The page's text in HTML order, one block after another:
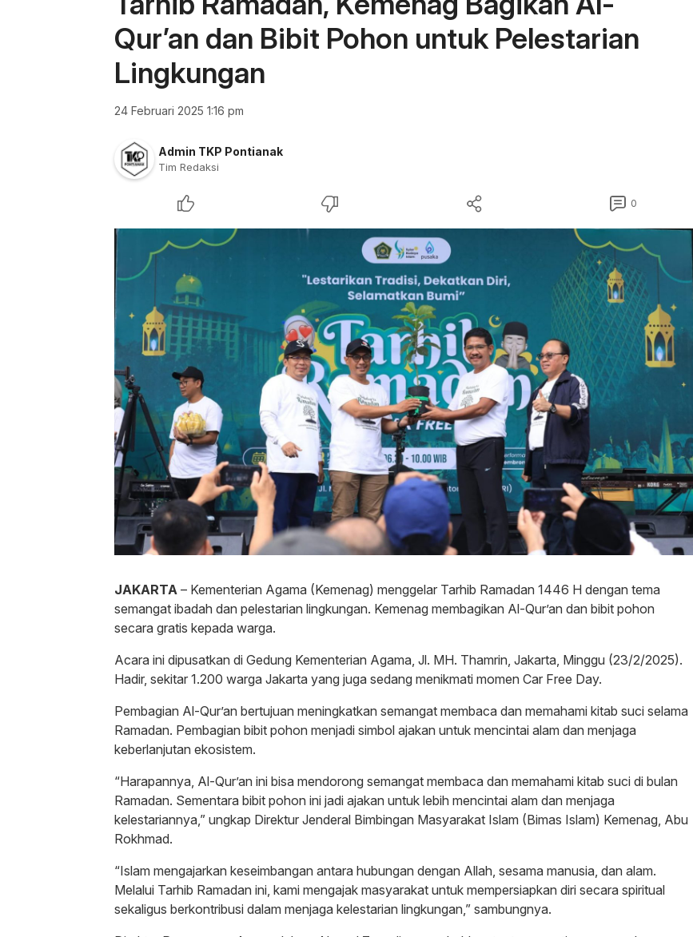
Qur’an dan Bibit Pohon untuk Pelestarian
Lingkungan
24 Februari 2025 1:16 pm
Admin TKP Pontianak
Tim Redaksi
0
JAKARTA – Kementerian Agama (Kemenag) menggelar Tarhib Ramadan 1446 H dengan tema
semangat ibadah dan pelestarian lingkungan. Kemenag membagikan Al-Qur’an dan bibit pohon
secara gratis kepada warga.
Acara ini dipusatkan di Gedung Kementerian Agama, Jl. MH. Thamrin, Jakarta, Minggu (23/2/2025).
Hadir, sekitar 1.200 warga Jakarta yang juga sedang menikmati momen Car Free Day.
Pembagian Al-Qur’an bertujuan meningkatkan semangat membaca dan memahami kitab suci selama
Ramadan. Pembagian bibit pohon menjadi simbol ajakan untuk mencintai alam dan menjaga
keberlanjutan ekosistem.
“Harapannya, Al-Qur’an ini bisa mendorong semangat membaca dan memahami kitab suci di bulan
Ramadan. Sementara bibit pohon ini jadi ajakan untuk lebih mencintai alam dan menjaga
kelestariannya,” ungkap Direktur Jenderal Bimbingan Masyarakat Islam (Bimas Islam) Kemenag, Abu
Rokhmad.
“Islam mengajarkan keseimbangan antara hubungan dengan Allah, sesama manusia, dan alam.
Melalui Tarhib Ramadan ini, kami mengajak masyarakat untuk mempersiapkan diri secara spiritual
sekaligus berkontribusi dalam menjaga kelestarian lingkungan,” sambungnya.